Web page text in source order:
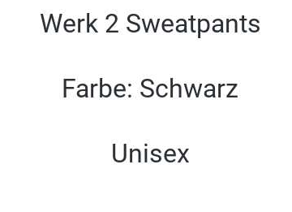
Werk 2 Sweatpants
Farbe: Schwarz
Unisex